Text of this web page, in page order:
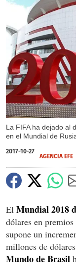
La FIFA ha dejado al
en el Mundial de
2017-10-27
AGENCIA EFE
El Mundial 2018
dólares en
supone un
millones de
Mundo de Brasil